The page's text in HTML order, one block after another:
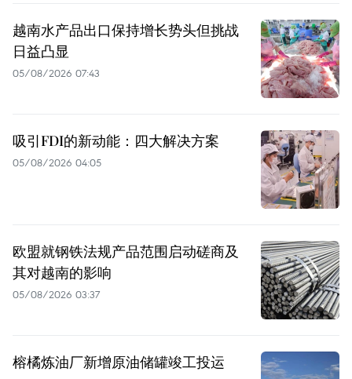
越南水产品出口保持增长势头但挑战
日益凸显
05/08/2026 07:43
吸引FDI的新动能：四大解决方案
05/08/2026 04:05
欧盟就钢铁法规产品范围启动磋商及
其对越南的影响
05/08/2026 03:37
榕橘炼油厂新增原油储罐竣工投运